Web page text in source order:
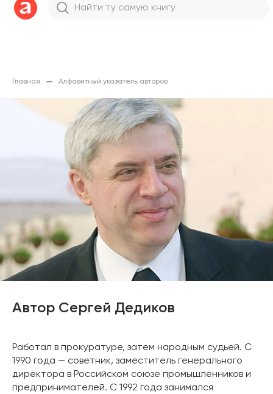
Главная Алфавитный указатель авторов
Автор Сергей Дедиков
Работал в прокуратуре, затем народным судьей. С
1990 года — советник, заместитель генерального
директора в Российском союзе промышленников и
предпринимателей. С 1992 года занимался